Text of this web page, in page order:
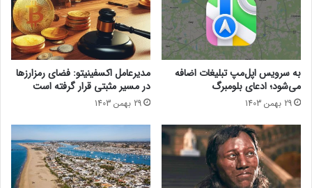
داشت.»
حتما بخوانید :
گوشی تاشدنی آنر مجیک V4 سه‌ماهه دوم ۲۰۲۵
از راه می‌رسد
ر
ک
ش
و
ر
ت
ع
ی
ی
ن
د
ل
م
م
ک
ن
ش
ا
ی
ع
ا
م
به سرویس اپل‌مپ تبلیغات اضافه
می‌شود؛ ادعای بلومبرگ
29 بهمن 1403
مدیرعامل اکسفینیتو:‌ فضای رمزارزها
در مسیر مثبتی قرار گرفته است
29 بهمن 1403